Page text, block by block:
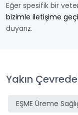
Eğer spesifik bir
bizimle iletişime
duyarız.
Yakın
EŞME Üreme